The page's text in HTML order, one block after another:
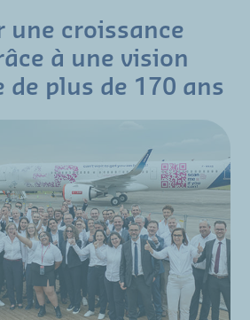
une croissance
à une vision
plus de 170 ans